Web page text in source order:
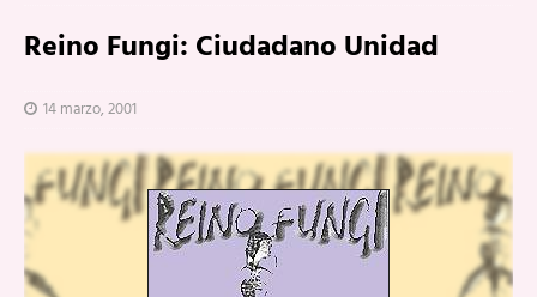
Reino Fungi: Ciudadano Unidad
14 marzo, 2001